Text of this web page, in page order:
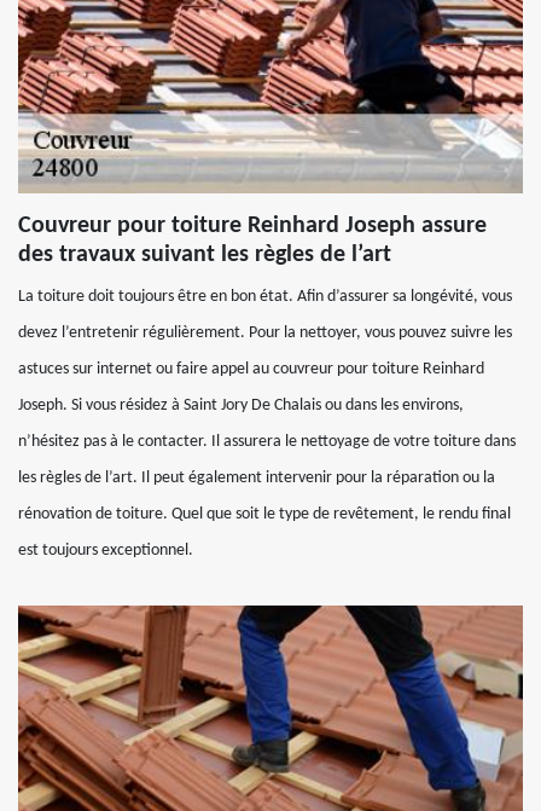
Couvreur pour toiture Reinhard Joseph assure
des travaux suivant les règles de l’art
La toiture doit toujours être en bon état. Afin d’assurer sa longévité, vous
devez l’entretenir régulièrement. Pour la nettoyer, vous pouvez suivre les
astuces sur internet ou faire appel au couvreur pour toiture Reinhard
Joseph. Si vous résidez à Saint Jory De Chalais ou dans les environs,
n’hésitez pas à le contacter. Il assurera le nettoyage de votre toiture dans
les règles de l’art. Il peut également intervenir pour la réparation ou la
rénovation de toiture. Quel que soit le type de revêtement, le rendu final
est toujours exceptionnel.